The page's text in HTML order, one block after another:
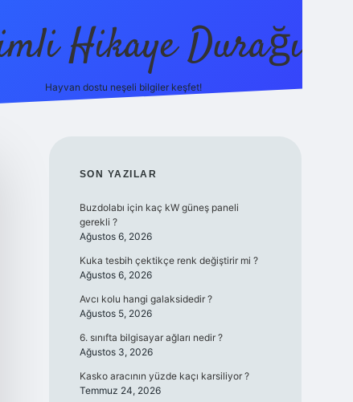
Hikaye Durağı
Hayvan dostu neşeli bilgiler keşfet!
SIDEBAR
SON YAZILAR
Buzdolabı için kaç kW güneş paneli
gerekli ?
Ağustos 6, 2026
Kuka tesbih çektikçe renk değiştirir mi ?
Ağustos 6, 2026
Avcı kolu hangi galaksidedir ?
Ağustos 5, 2026
6. sınıfta bilgisayar ağları nedir ?
Ağustos 3, 2026
Kasko aracının yüzde kaçı karsiliyor ?
Temmuz 24, 2026